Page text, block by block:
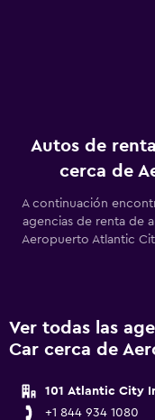
Autos de
cerca de
A continuación
agencias de renta de
Aeropuerto Atlantic
Ver todas las
Car cerca de
101 Atlantic City
+1 844 934 1080